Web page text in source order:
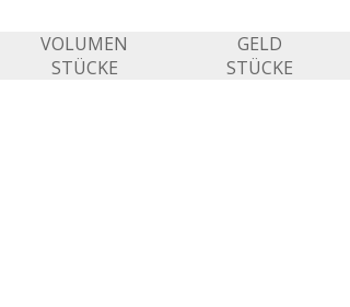
VOLUMEN
STÜCKE
GELD
STÜCKE